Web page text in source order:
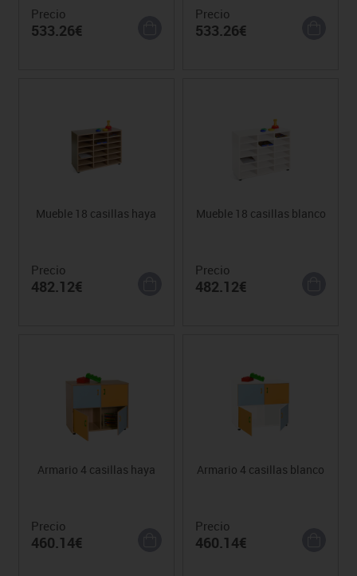
Precio
533.26€
Precio
533.26€
Mueble 18 casillas haya
Precio
482.12€
Mueble 18 casillas blanco
Precio
482.12€
Armario 4 casillas haya
Precio
460.14€
Armario 4 casillas blanco
Precio
460.14€